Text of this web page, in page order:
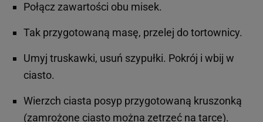
Połącz zawartości obu misek.
Tak przygotowaną masę, przelej do tortownicy.
Umyj truskawki, usuń szypułki. Pokrój i wbij w
ciasto.
Wierzch ciasta posyp przygotowaną kruszonką
(zamrożone ciasto można zetrzeć na tarce).